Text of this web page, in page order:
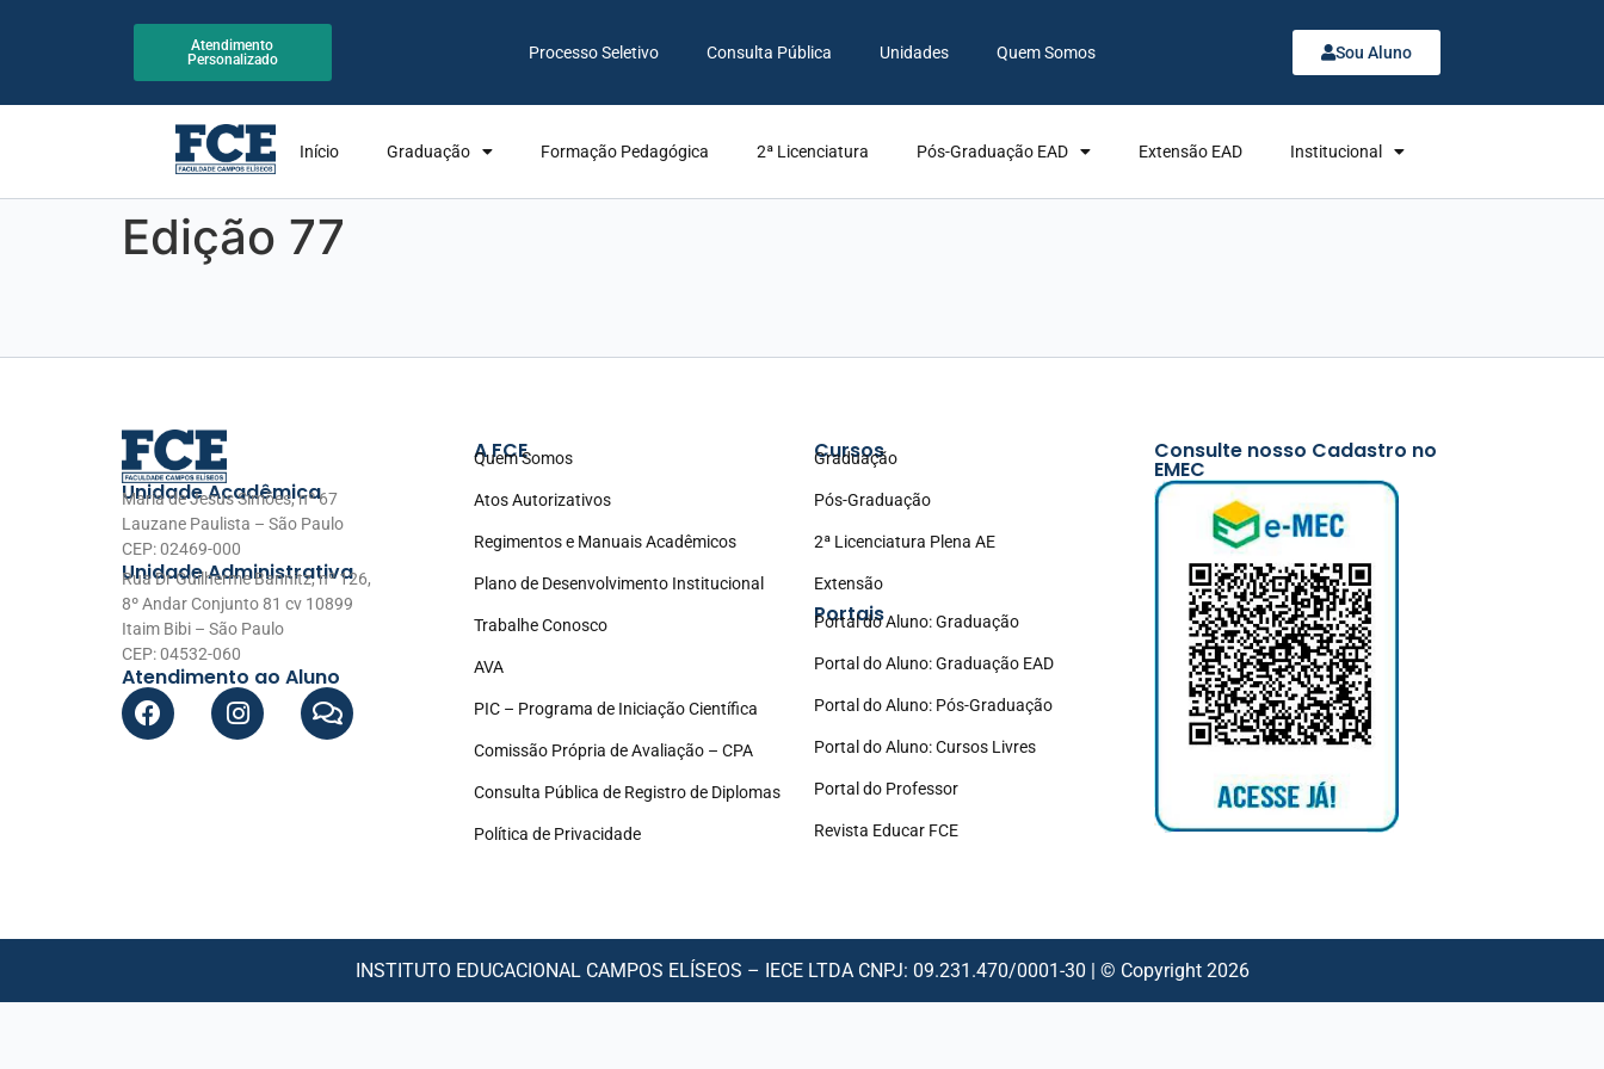
Atendimento
Personalizado
Processo Seletivo Consulta Pública Unidades Quem Somos Sou Aluno
Início Graduação Formação Pedagógica 2ª Licenciatura Pós-Graduação EAD Extensão EAD Institucional
Edição 77
Unidade Acadêmica
Maria de Jesus Simões, nº 67
Lauzane Paulista – São Paulo
CEP: 02469-000
Unidade Administrativa
Rua Dr Guilherme Bannitz, nº 126,
8º Andar Conjunto 81 cv 10899
Itaim Bibi – São Paulo
CEP: 04532-060
Atendimento ao Aluno
A FCE
Quem Somos
Atos Autorizativos
Regimentos e Manuais Acadêmicos
Plano de Desenvolvimento Institucional
Trabalhe Conosco
AVA
PIC – Programa de Iniciação Científica
Comissão Própria de Avaliação – CPA
Consulta Pública de Registro de Diplomas
Política de Privacidade
Cursos
Graduação
Pós-Graduação
2ª Licenciatura Plena AE
Extensão
Portais
Portal do Aluno: Graduação
Portal do Aluno: Graduação EAD
Portal do Aluno: Pós-Graduação
Portal do Aluno: Cursos Livres
Portal do Professor
Revista Educar FCE
Consulte nosso Cadastro no
EMEC
INSTITUTO EDUCACIONAL CAMPOS ELÍSEOS – IECE LTDA CNPJ: 09.231.470/0001-30 | © Copyright 2026